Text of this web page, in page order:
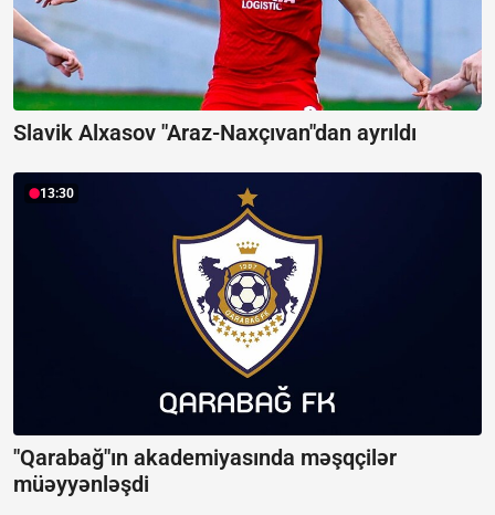
Slavik Alxasov "Araz-Naxçıvan"dan ayrıldı
13:30
"Qarabağ"ın akademiyasında məşqçilər
müəyyənləşdi